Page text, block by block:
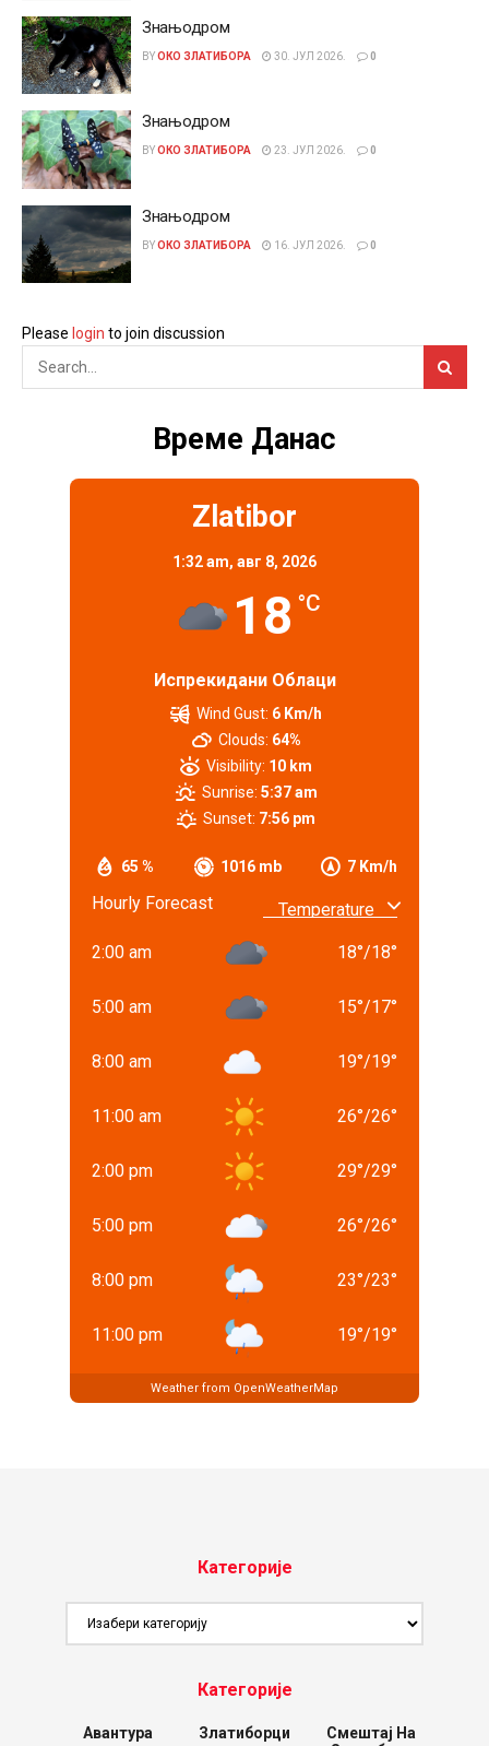
Знањодром
BYОКО ЗЛАТИБОРА 30. ЈУЛ 2026. 0
Знањодром
BYОКО ЗЛАТИБОРА 23. ЈУЛ 2026. 0
Знањодром
BYОКО ЗЛАТИБОРА 16. ЈУЛ 2026. 0
Please login to join discussion
Време Данас
Zlatibor
1:32 am, авг 8, 2026
18 °C
Испрекидани Облаци
65 % 1016 mb 7 Km/h
Wind Gust: 6 Km/h
Clouds: 64%
Visibility: 10 km
Sunrise: 5:37 am
Sunset: 7:56 pm
Hourly Forecast
2:00 am 18°/18°
5:00 am 15°/17°
8:00 am 19°/19°
11:00 am 26°/26°
2:00 pm 29°/29°
5:00 pm 26°/26°
8:00 pm 23°/23°
11:00 pm 19°/19°
Weather from OpenWeatherMap
Категорије
Категорије
Категорије
Авантура Златиборци
Смештај На